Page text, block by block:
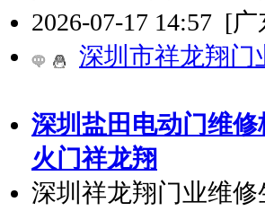
2026-07-17 14:57 [广
深圳市祥龙翔门
深圳盐田电动门维
火门祥龙翔
深圳祥龙翔门业维